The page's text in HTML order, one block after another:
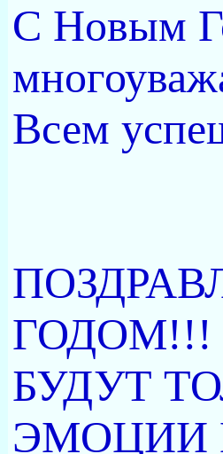
С Новым
Всем
ГОДОМ!!!
БУДУТ
ЭМОЦИИ